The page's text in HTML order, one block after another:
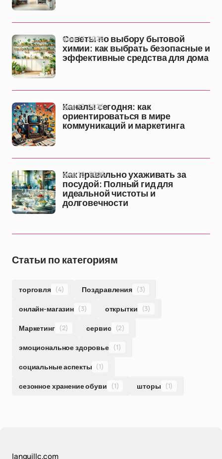
Советы по выбору бытовой
химии: как выбрать безопасные и
эффективные средства для дома
фев 17, 2026
Каналы сегодня: как
ориентироваться в мире
коммуникаций и маркетинга
фев 17, 2026
Как правильно ухаживать за
посудой: Полный гид для
идеальной чистоты и
долговечности
фев 16, 2026
Статьи по категориям
торговля (4) Поздравления (3)
онлайн-магазин (3) открытки (3)
Маркетинг (2) сервис (2)
эмоциональное здоровье (1)
социальные аспекты (1)
сезонное хранение обуви (1) шторы (1)
languillc.com